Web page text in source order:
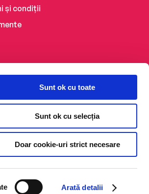
Arată detalii
Sunt ok cu toate
Sunt ok cu selecția
Doar cookie-uri strict necesare
și condiții